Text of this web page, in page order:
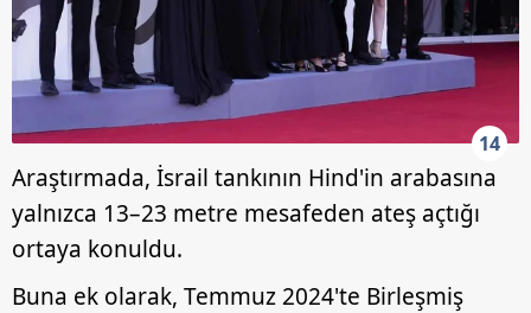
14
Araştırmada, İsrail tankının Hind'in arabasına
yalnızca 13–23 metre mesafeden ateş açtığı
ortaya konuldu.
Buna ek olarak, Temmuz 2024'te Birleşmiş